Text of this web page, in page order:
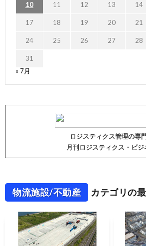
10 11 12 13 14
17 18 19 20 21
24 25 26 27 28
31
« 7月
ロジスティクス管理の専
月刊ロジスティクス・ビジ
物流施設/不動産 カテゴリの